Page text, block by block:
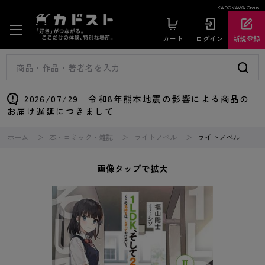
KADOKAWA Group
カート ログイン 新規登録
2026/07/29 令和8年熊本地震の影響による商品の
お届け遅延につきまして
ホーム 本・コミック・雑誌 ライトノベル ライトノベル
画像タップで拡大